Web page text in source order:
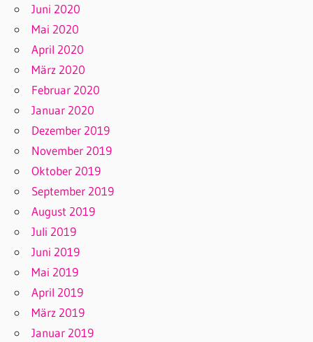
Juni 2020
Mai 2020
April 2020
März 2020
Februar 2020
Januar 2020
Dezember 2019
November 2019
Oktober 2019
September 2019
August 2019
Juli 2019
Juni 2019
Mai 2019
April 2019
März 2019
Januar 2019